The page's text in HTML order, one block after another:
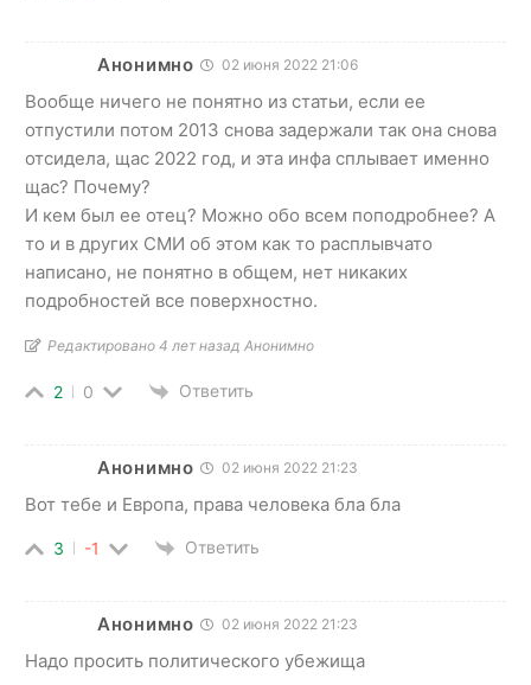
Анонимно 02 июня 2022 21:06
Вообще ничего не понятно из статьи, если ее
отпустили потом 2013 снова задержали так она снова
отсидела, щас 2022 год, и эта инфа сплывает именно
щас? Почему?
И кем был ее отец? Можно обо всем поподробнее? А
то и в других СМИ об этом как то расплывчато
написано, не понятно в общем, нет никаких
подробностей все поверхностно.
Редактировано 4 лет назад Анонимно
2 0 Ответить
Анонимно 02 июня 2022 21:23
Вот тебе и Европа, права человека бла бла
3 -1 Ответить
Анонимно 02 июня 2022 21:23
Надо просить политического убежища